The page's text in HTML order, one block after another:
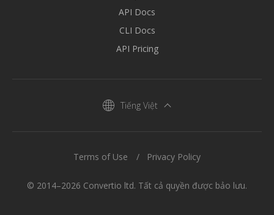
API Docs
CLI Docs
API Pricing
Tiếng Việt
© 2014–2026 Convertio ltd. Tất cả quyền được bảo lưu.
Terms of Use Privacy Policy